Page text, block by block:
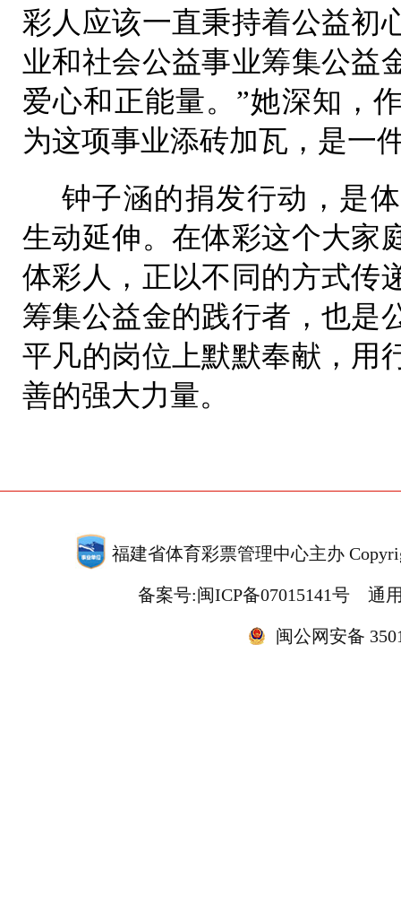
彩人应该一直秉持着公益初
业和社会公益事业筹集公益
爱心和正能量。”她深知，
为这项事业添砖加瓦，是一
钟子涵的捐发行动，是
生动延伸。在体彩这个大家
体彩人，正以不同的方式传
筹集公益金的践行者，也是
平凡的岗位上默默奉献，用
善的强大力量。
福建省体育彩票管理中心主办
备案号:闽ICP备07015141号 通用
闽公网安备